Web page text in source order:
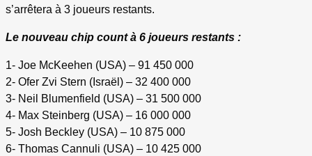
s’arrêtera à 3 joueurs restants.
Le nouveau chip count à 6 joueurs restants :
1- Joe McKeehen (USA) – 91 450 000
2- Ofer Zvi Stern (Israël) – 32 400 000
3- Neil Blumenfield (USA) – 31 500 000
4- Max Steinberg (USA) – 16 000 000
5- Josh Beckley (USA) – 10 875 000
6- Thomas Cannuli (USA) – 10 425 000